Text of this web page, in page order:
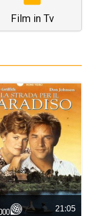
Film in Tv
21:05